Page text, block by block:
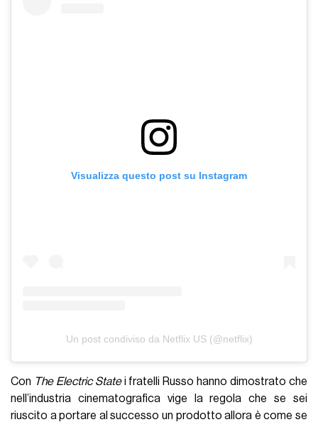
Visualizza questo post su Instagram
Un post condiviso da Netflix US (@netflix)
Con The Electric Statei fratelli Russo hanno dimostrato che
nell’industria cinematografica vige la regola che se sei
riuscito a portare al successo un prodotto allora è come se